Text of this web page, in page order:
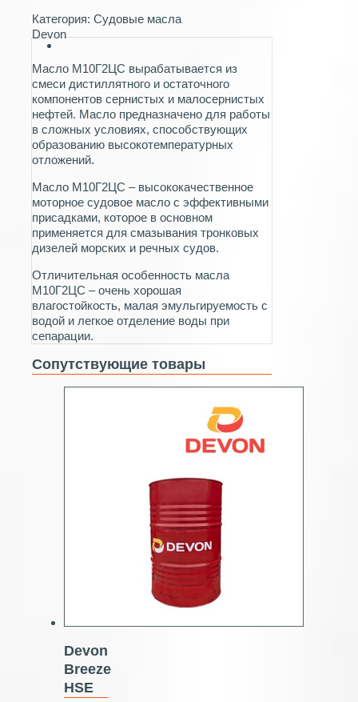
Категория: Судовые масла
Devon
Масло М10Г2ЦС вырабатывается из
смеси дистиллятного и остаточного
компонентов сернистых и малосернистых
нефтей. Масло предназначено для работы
в сложных условиях, способствующих
образованию высокотемпературных
отложений.
Масло М10Г2ЦС – высококачественное
моторное судовое масло с эффективными
присадками, которое в основном
применяется для смазывания тронковых
дизелей морских и речных судов.
Отличительная особенность масла
М10Г2ЦС – очень хорошая
влагостойкость, малая эмульгируемость с
водой и легкое отделение воды при
сепарации.
Сопутствующие товары
Devon
Breeze
HSE